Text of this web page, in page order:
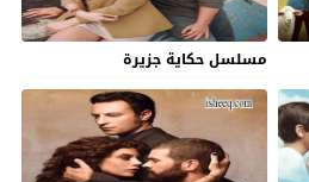
مسلسل حكاية جزيرة